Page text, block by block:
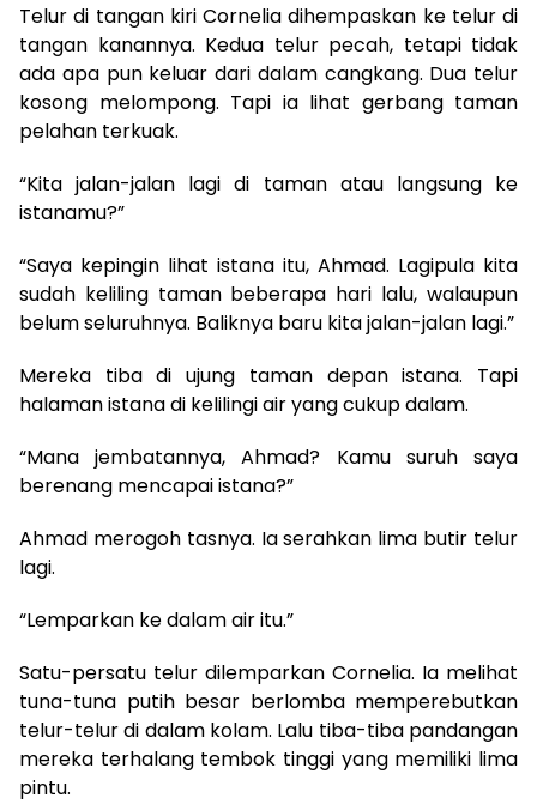
Telur di tangan kiri Cornelia dihempaskan ke telur di
tangan kanannya. Kedua telur pecah, tetapi tidak
ada apa pun keluar dari dalam cangkang. Dua telur
kosong melompong. Tapi ia lihat gerbang taman
pelahan terkuak.
“Kita jalan-jalan lagi di taman atau langsung ke
istanamu?”
“Saya kepingin lihat istana itu, Ahmad. Lagipula kita
sudah keliling taman beberapa hari lalu, walaupun
belum seluruhnya. Baliknya baru kita jalan-jalan lagi.”
Mereka tiba di ujung taman depan istana. Tapi
halaman istana di kelilingi air yang cukup dalam.
“Mana jembatannya, Ahmad? Kamu suruh saya
berenang mencapai istana?”
Ahmad merogoh tasnya. Ia serahkan lima butir telur
lagi.
“Lemparkan ke dalam air itu.”
Satu-persatu telur dilemparkan Cornelia. Ia melihat
tuna-tuna putih besar berlomba memperebutkan
telur-telur di dalam kolam. Lalu tiba-tiba pandangan
mereka terhalang tembok tinggi yang memiliki lima
pintu.